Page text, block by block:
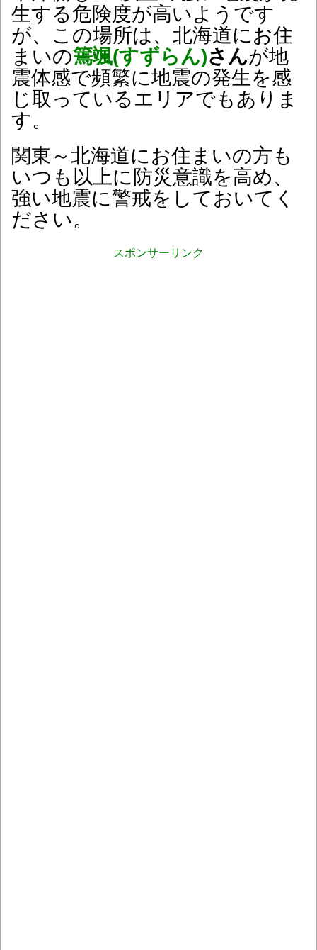
生する危険度が高いようです
が、この場所は、北海道にお住
まいの篶颯(すずらん)さんが地
震体感で頻繁に地震の発生を感
じ取っているエリアでもありま
す。
関東～北海道にお住まいの方も
いつも以上に防災意識を高め、
強い地震に警戒をしておいてく
ださい。
スポンサーリンク